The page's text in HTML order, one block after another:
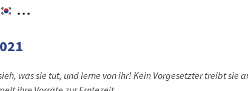
was sie tut, und lerne von ihr! Kein Vorgesetzter treibt sie